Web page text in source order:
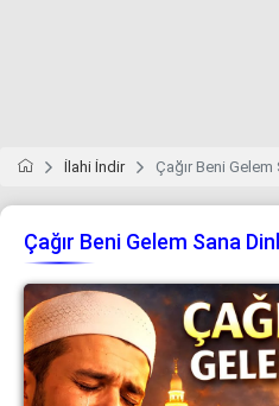
İlahi İndir Çağır Beni Gelem
Çağır Beni Gelem Sana